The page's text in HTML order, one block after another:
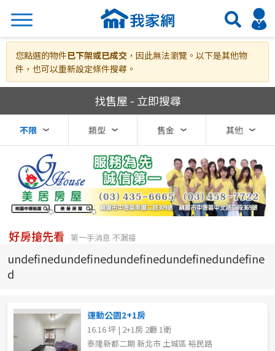
搜尋
縣市
不限
台北市
基隆市
宜蘭縣
桃園市
區域
不限
類型(可複選)
您點選的物件已下架或已成交 ，因此無法瀏覽。以下是其他物
件，也可以重新設定條件搜尋。
我家網房屋買賣
找售屋 - 立即搜尋
不限 類型 售金 其他
好房搶先看 第一手消息 不漏接
undefinedundefinedundefinedundefinedundefine
d
運動公園2+1房
16.16 坪 | 2+1房 2廳 1衛
泰隆新都二期 新北市 土城區 裕民路